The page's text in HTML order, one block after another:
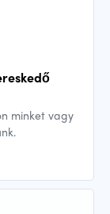
minket vagy